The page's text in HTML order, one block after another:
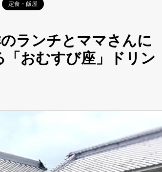
定食・飯屋
ランチとママさんに
おむすび座」ドリン